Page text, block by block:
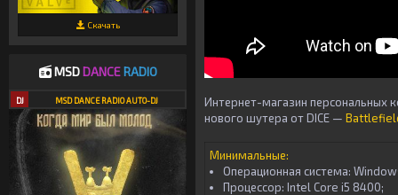
Скачать
MSDDANCE RADIO
DJ MSD DANCE RADIO AUTO-DJ
Интернет-магазин персональных
нового шутера от DICE —
Минимальные:
Операционная система:
Процессор: Intel Core i5 8400;